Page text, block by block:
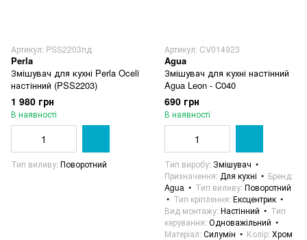
Артикул: PSS2203пд
Perla
Змішувач для кухні Perla Oceli
настінний (PSS2203)
1 980 грн
В наявності
Тип виливу Поворотний
Артикул: CV014923
Agua
Змішувач для кухні настінний
Agua Leon - C040
690 грн
В наявності
Тип виробу Змішувач
Призначення Для кухні
Бренд
Agua
Тип виливу Поворотний
Тип кріплення Ексцентрик
Вид монтажу Настінний
Тип
керування Одноважільний
Матеріал Силумін Колір Хром